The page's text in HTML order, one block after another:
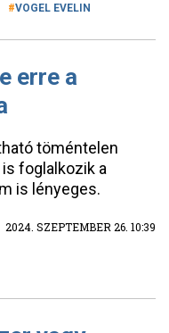
VOGEL EVELIN
erre a
töméntelen
foglalkozik a
is lényeges.
2024. SZEPTEMBER 26. 10:39